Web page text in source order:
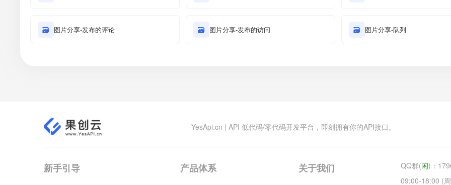
🗃 图片分享-发布的评论 🗃 图片分享-发布的访问 🗃 图片分享-队列
YesApi.cn | API 低代码/零代码开发平台，即刻拥有你的API接口。
新手引导 产品体系 关于我们 QQ群(闲)：
09:00-18:00 (